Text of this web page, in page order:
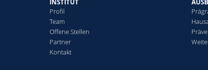
INSTITUT
Profil
Team
Offene Stellen
Partner
Kontakt